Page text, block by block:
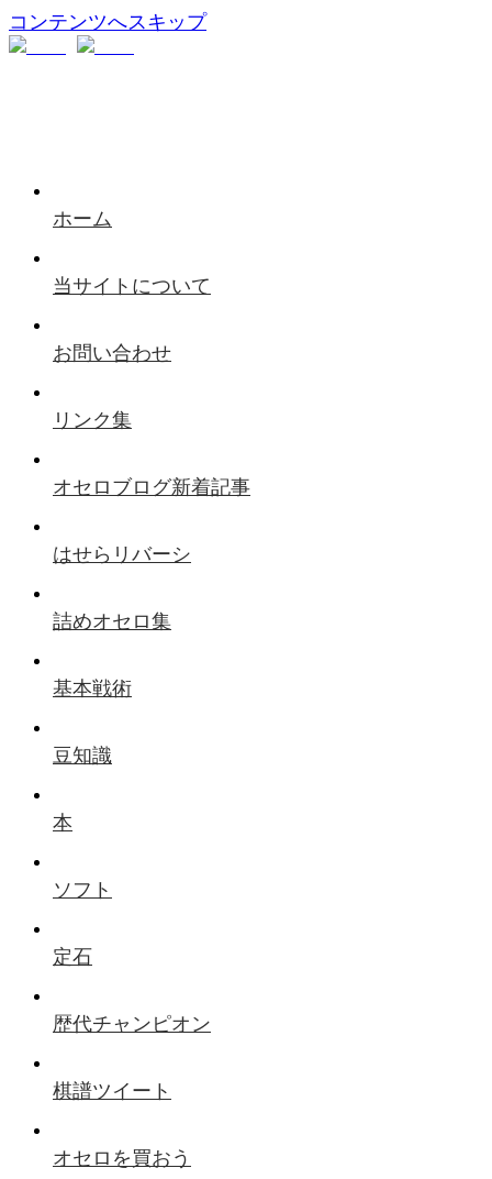
コンテンツへスキップ
ホーム
当サイトについて
お問い合わせ
リンク集
オセロブログ新着記事
はせらリバーシ
詰めオセロ集
基本戦術
豆知識
本
ソフト
定石
歴代チャンピオン
棋譜ツイート
オセロを買おう